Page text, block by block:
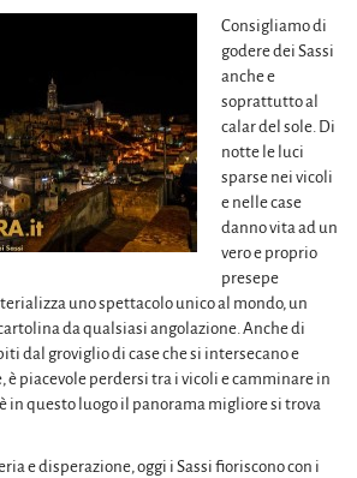
Consigliamo di
godere dei Sassi
anche e
soprattutto al
calar del sole. Di
notte le luci
sparse nei vicoli
e nelle case
danno vita ad un
vero e proprio
presepe
uno spettacolo unico al mondo, un
da qualsiasi angolazione. Anche di
dal groviglio di case che si intersecano e
è piacevole perdersi tra i vicoli e camminare in
in questo luogo il panorama migliore si trova
e disperazione, oggi i Sassi fioriscono con i